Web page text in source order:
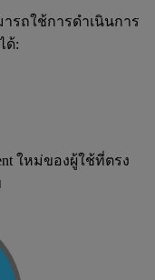
รถใช้การดำเนินการ
ด้:
ใหม่ของผู้ใช้ที่ตรง